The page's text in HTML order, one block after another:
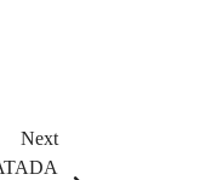
Next